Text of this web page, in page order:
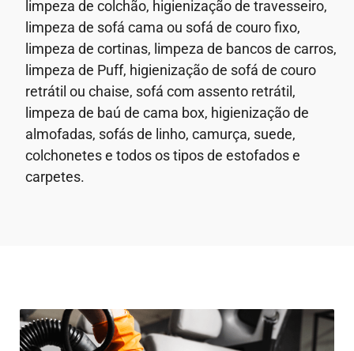
limpeza de colchão, higienização de travesseiro,
limpeza de sofá cama ou sofá de couro fixo,
limpeza de cortinas, limpeza de bancos de carros,
limpeza de Puff, higienização de sofá de couro
retrátil ou chaise, sofá com assento retrátil,
limpeza de baú de cama box, higienização de
almofadas, sofás de linho, camurça, suede,
colchonetes e todos os tipos de estofados e
carpetes.